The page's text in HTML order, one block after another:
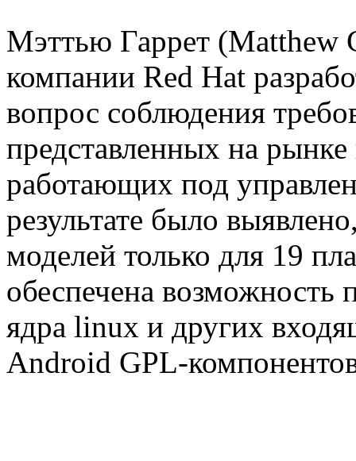
Мэттью Гаррет (Matthew
компании Red Hat
вопрос соблюдения
представленных на
работающих под
результате было
моделей только для 19
обеспечена возможность
ядра linux и других
Android GPL-